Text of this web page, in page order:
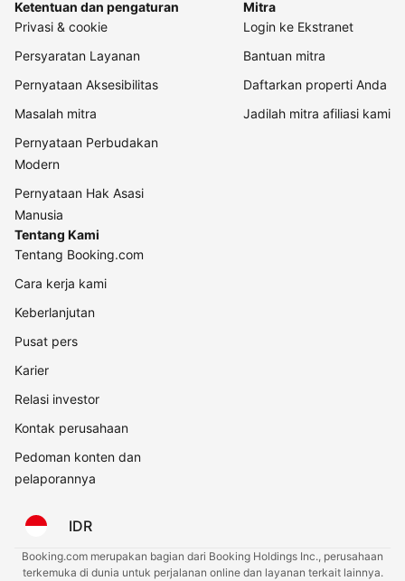
Ketentuan dan pengaturan
Privasi & cookie
Persyaratan Layanan
Pernyataan Aksesibilitas
Masalah mitra
Pernyataan Perbudakan
Modern
Pernyataan Hak Asasi
Manusia
Mitra
Login ke Ekstranet
Bantuan mitra
Daftarkan properti Anda
Jadilah mitra afiliasi kami
Tentang Kami
Tentang Booking.com
Cara kerja kami
Keberlanjutan
Pusat pers
Karier
Relasi investor
Kontak perusahaan
Pedoman konten dan
pelaporannya
IDR
Booking.com merupakan bagian dari Booking Holdings Inc., perusahaan
terkemuka di dunia untuk perjalanan online dan layanan terkait lainnya.